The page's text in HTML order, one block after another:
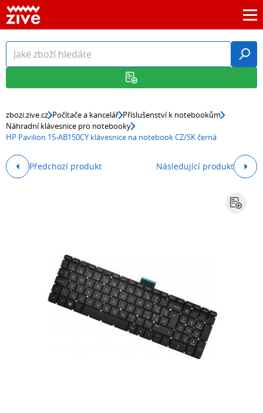
zbozi.zive.cz Počítače a kancelář Příslušenství k notebookům
Náhradní klávesnice pro notebooky
HP Pavilion 15-AB150CY klávesnice na notebook CZ/SK černá
Předchozí produkt Následující produkt